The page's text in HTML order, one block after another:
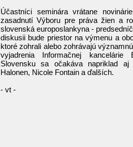
Účastníci seminára vrátane
zasadnutí Výboru pre práva žien a
slovenská europoslankyna -
diskusii bude priestor na výmenu a
ktoré zohrali alebo zohrávajú
vyjadrenia Informačnej kancelárie
Slovensku sa očakáva napriklad
Halonen, Nicole Fontain a ďalších.
- vt -